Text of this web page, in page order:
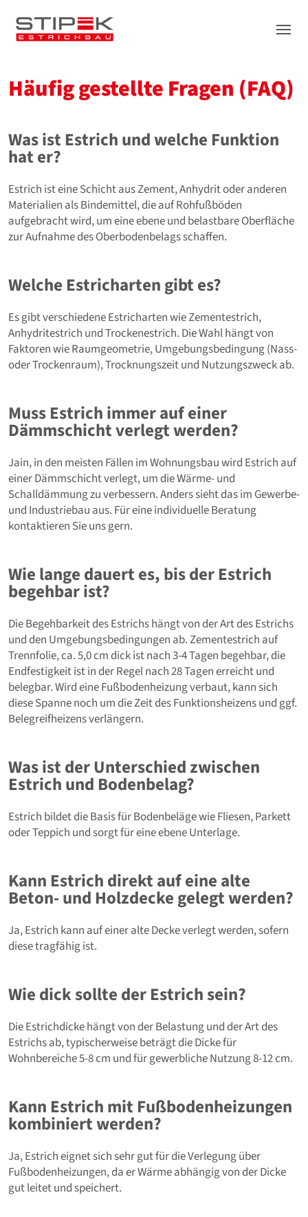
Stipek
News
Jobs
Kontakt
Häufig gestellte Fragen (FAQ)
Was ist Estrich und welche Funktion
hat er?
Estrich ist eine Schicht aus Zement, Anhydrit oder anderen
Materialien als Bindemittel, die auf Rohfußböden
aufgebracht wird, um eine ebene und belastbare Oberfläche
zur Aufnahme des Oberbodenbelags schaffen.
Welche Estricharten gibt es?
Es gibt verschiedene Estricharten wie Zementestrich,
Anhydritestrich und Trockenestrich. Die Wahl hängt von
Faktoren wie Raumgeometrie, Umgebungsbedingung (Nass-
oder Trockenraum), Trocknungszeit und Nutzungszweck ab.
Muss Estrich immer auf einer
Dämmschicht verlegt werden?
Jain, in den meisten Fällen im Wohnungsbau wird Estrich auf
einer Dämmschicht verlegt, um die Wärme- und
Schalldämmung zu verbessern. Anders sieht das im Gewerbe-
und Industriebau aus. Für eine individuelle Beratung
kontaktieren Sie uns gern.
Wie lange dauert es, bis der Estrich
begehbar ist?
Die Begehbarkeit des Estrichs hängt von der Art des Estrichs
und den Umgebungsbedingungen ab. Zementestrich auf
Trennfolie, ca. 5,0 cm dick ist nach 3-4 Tagen begehbar, die
Endfestigkeit ist in der Regel nach 28 Tagen erreicht und
belegbar. Wird eine Fußbodenheizung verbaut, kann sich
diese Spanne noch um die Zeit des Funktionsheizens und ggf.
Belegreifheizens verlängern.
Was ist der Unterschied zwischen
Estrich und Bodenbelag?
Estrich bildet die Basis für Bodenbeläge wie Fliesen, Parkett
oder Teppich und sorgt für eine ebene Unterlage.
Kann Estrich direkt auf eine alte
Beton- und Holzdecke gelegt werden?
Ja, Estrich kann auf einer alte Decke verlegt werden, sofern
diese tragfähig ist.
Wie dick sollte der Estrich sein?
Die Estrichdicke hängt von der Belastung und der Art des
Estrichs ab, typischerweise beträgt die Dicke für
Wohnbereiche 5-8 cm und für gewerbliche Nutzung 8-12 cm.
Kann Estrich mit Fußbodenheizungen
kombiniert werden?
Ja, Estrich eignet sich sehr gut für die Verlegung über
Fußbodenheizungen, da er Wärme abhängig von der Dicke
gut leitet und speichert.